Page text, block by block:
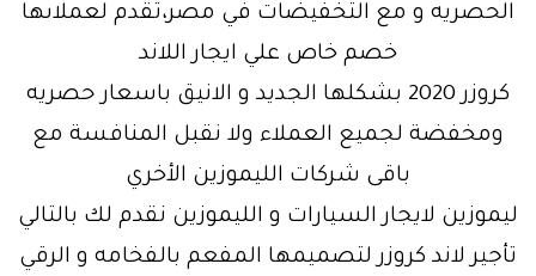
الحصريه و مع التخفيضات في مصر،تقدم لعملاىها
خصم خاص علي ايجار اللاند
كروزر 2020 بشكلها الجديد و الانيق باسعار حصريه
ومخفضة لجميع العملاء ولا نقبل المنافسة مع
باقى شركات الليموزين الأخري
ليموزين لايجار السيارات و الليموزين نقدم لك بالتالي
تأجير لاند كروزر لتصميمها المفعم بالفخامه و الرقي